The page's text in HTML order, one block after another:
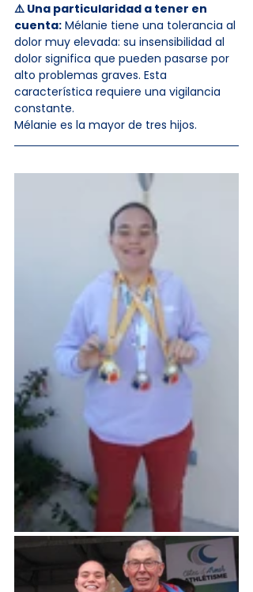
⚠️ Una particularidad a tener en
cuenta: Mélanie tiene una tolerancia al
dolor muy elevada: su insensibilidad al
dolor significa que pueden pasarse por
alto problemas graves. Esta
característica requiere una vigilancia
constante.
Mélanie es la mayor de tres hijos.